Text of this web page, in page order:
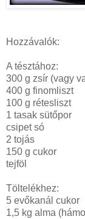
Hozzávalók:
A tésztához:
300 g zsír (vagy
400 g finomliszt
100 g rétesliszt
1 tasak sütőpor
csipet só
2 tojás
150 g cukor
tejföl
Töltelékhez:
5 evőkanál cukor
1,5 kg alma